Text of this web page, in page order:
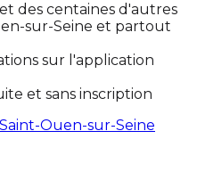
des centaines d'autres
sur-Seine et partout
sur l'application
et sans inscription
Saint-Ouen-sur-Seine